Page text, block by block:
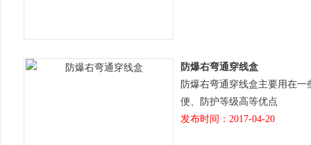
防爆右弯通穿线盒
防爆右弯通穿线盒主要用在一
便、防护等级高等优点
发布时间：2017-04-20